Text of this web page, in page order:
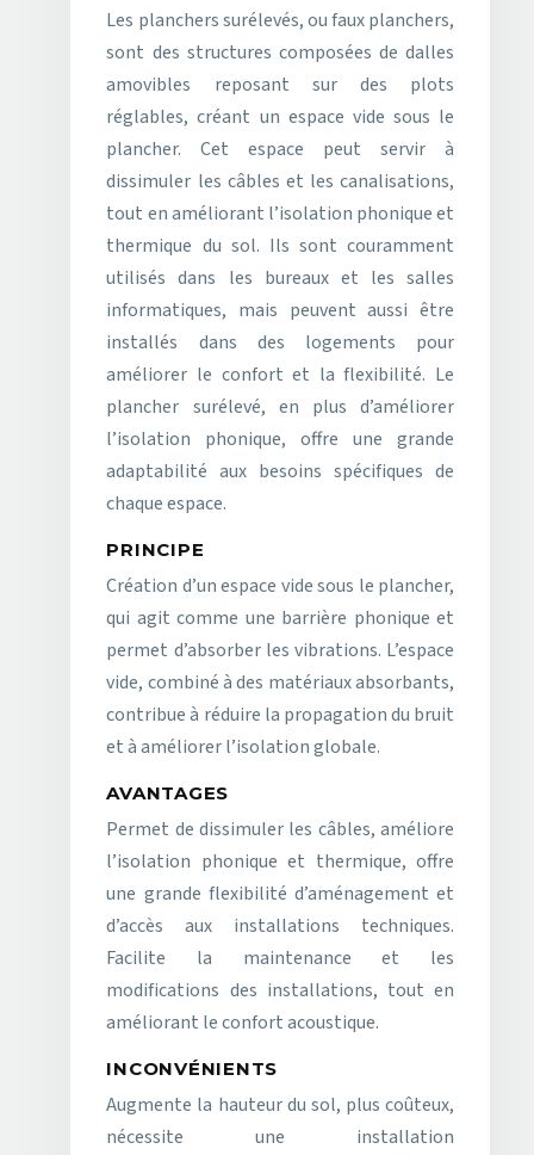
Les planchers surélevés, ou faux planchers,
sont des structures composées de dalles
amovibles reposant sur des plots
réglables, créant un espace vide sous le
plancher. Cet espace peut servir à
dissimuler les câbles et les canalisations,
tout en améliorant l’isolation phonique et
thermique du sol. Ils sont couramment
utilisés dans les bureaux et les salles
informatiques, mais peuvent aussi être
installés dans des logements pour
améliorer le confort et la flexibilité. Le
plancher surélevé, en plus d’améliorer
l’isolation phonique, offre une grande
adaptabilité aux besoins spécifiques de
chaque espace.
PRINCIPE
Création d’un espace vide sous le plancher,
qui agit comme une barrière phonique et
permet d’absorber les vibrations. L’espace
vide, combiné à des matériaux absorbants,
contribue à réduire la propagation du bruit
et à améliorer l’isolation globale.
AVANTAGES
Permet de dissimuler les câbles, améliore
l’isolation phonique et thermique, offre
une grande flexibilité d’aménagement et
d’accès aux installations techniques.
Facilite la maintenance et les
modifications des installations, tout en
améliorant le confort acoustique.
INCONVÉNIENTS
Augmente la hauteur du sol, plus coûteux,
nécessite une installation